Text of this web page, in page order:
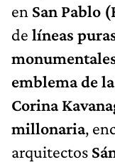
en San Pablo
de líneas
emblema de
Corina
millonaria,
arquitectos